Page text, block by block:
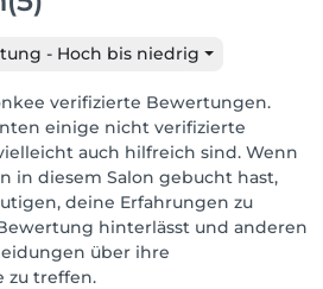
- Hoch bis niedrig
verifizierte Bewertungen.
einige nicht verifizierte
auch hilfreich sind. Wenn
in diesem Salon gebucht hast,
deine Erfahrungen zu
hinterlässt und anderen
über ihre
zu treffen.